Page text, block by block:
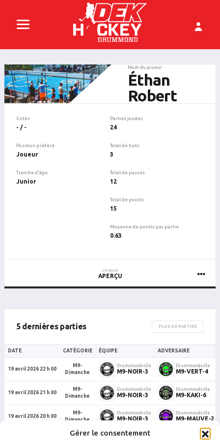
Gérer le consentement
Nom du joueur
Éthan
Robert
Cotes
- / -
Position préféré
Joueur
Tranche d'âge
Junior
Parties jouées
24
Total de buts
3
Total de passes
12
Total de points
15
Moyenne de points par partie
0.63
JOUEUR
APERÇU
5 dernières parties PLUS DE PARTIES
DATE CATÉGORIE ÉQUIPE ADVERSAIRE
19 avril 2026 22 h 00
M9-
Dimanche
Drummondville
M9-NOIR-3
Drummondville
M9-VERT-4
19 avril 2026 21 h 00
M9-
Dimanche
Drummondville
M9-NOIR-3
Drummondville
M9-KAKI-6
19 avril 2026 20 h 00
M9-
Dimanche
Drummondville
M9-NOIR-3
Drummondville
M9-MAUVE-2
M9-
Drummondville Drummondville